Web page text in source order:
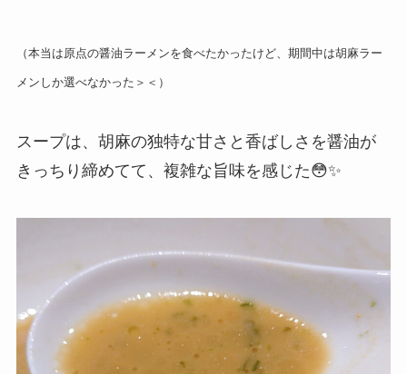
（本当は原点の醤油ラーメンを食べたかったけど、期間中は胡麻ラー
メンしか選べなかった＞＜）
スープは、胡麻の独特な甘さと香ばしさを醤油が
きっちり締めてて、複雑な旨味を感じた😳✨